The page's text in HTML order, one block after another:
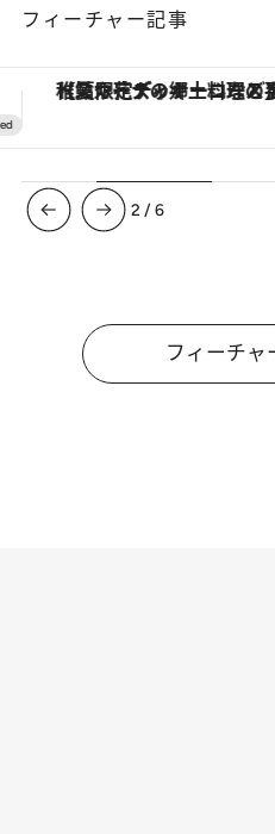
フィーチャー記事
【銀座で出合う最旬美容】美髪ケアや上質な眠り…セルフケアのアップデートから、特別な名入れ
3 /6
フィーチャ